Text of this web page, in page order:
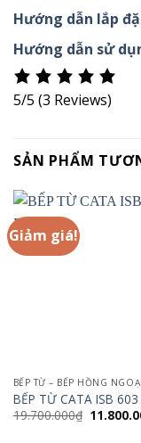
Hướng dẫn lắp
Hướng dẫn sử
5/5 (3 Reviews)
SẢN PHẨM
Giảm giá!
BẾP TỪ – BẾP HỒNG NGOẠI
BẾP TỪ CATA ISB 603
19.700.000₫ Giá
gốc